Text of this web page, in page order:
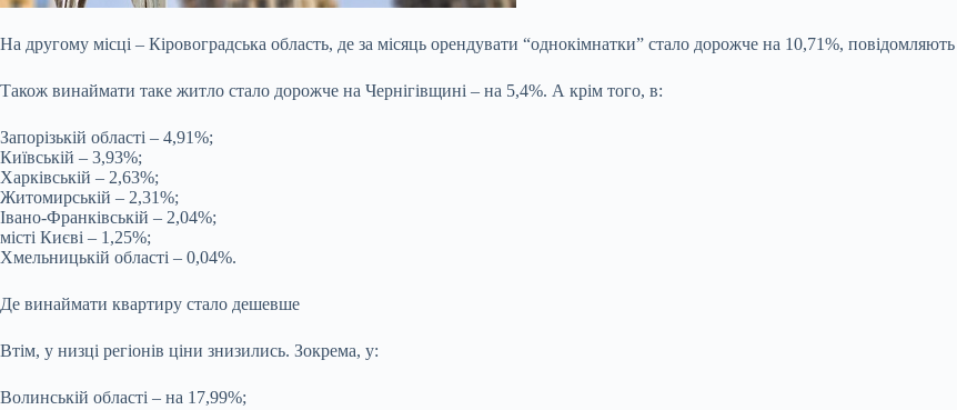
На другому місці – Кіровоградська область, де за місяць орендувати “однокімнатки” стало дорожче на 10,71%,
Також винаймати таке житло стало дорожче на Чернігівщині – на 5,4%. А крім того, в:
Запорізькій області – 4,91%;
Київській – 3,93%;
Харківській – 2,63%;
Житомирській – 2,31%;
Івано-Франківській – 2,04%;
місті Києві – 1,25%;
Хмельницькій області – 0,04%.
Де винаймати квартиру стало дешевше
Втім, у низці регіонів ціни знизились. Зокрема, у:
Волинській області – на 17,99%;